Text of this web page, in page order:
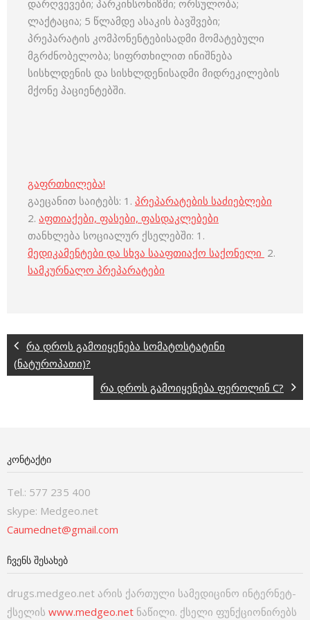
დარღვევები; პარკინსონიზმი; ორსულობა;
ლაქტაცია; 5 წლამდე ასაკის ბავშვები;
პრეპარატის კომპონენტებისადმი მომატებული
მგრძნობელობა; სიფრთხილით ინიშნება
სისხლდენის და სისხლდენისადმი მიდრეკილების
მქონე პაციენტებში.
გაფრთხილება!
გაეცანით საიტებს: 1. პრეპარატების საძიებლები
2. აფთიაქები, ფასები, ფასდაკლებები
თანხლება სოციალურ ქსელებში: 1.
მედიკამენტები და სხვა სააფთიაქო საქონელი 2.
სამკურნალო პრეპარატები
რა დროს გამოიყენება სომატოსტატინი
(ნატუროპათი)?
რა დროს გამოიყენება ფეროლინ C?
ᲙᲝᲜᲢᲐᲥᲢᲘ
Tel.: 577 235 400
skype: Medgeo.net
Caumednet@gmail.com
ᲩᲕᲔᲜᲡ ᲨᲔᲡᲐᲮᲔᲑ
drugs.medgeo.net არის ქართული სამედიცინო ინტერნეტ-
ქსელის www.medgeo.net ნაწილი. ქსელი ფუნქციონირებს